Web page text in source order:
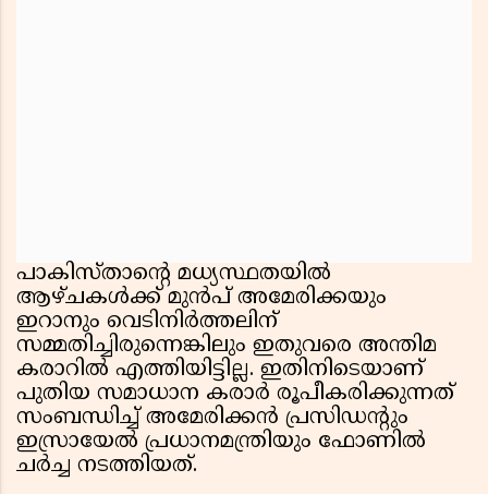
പാകിസ്താൻ്റെ മധ്യസ്ഥതയിൽ
ആഴ്ചകൾക്ക് മുൻപ് അമേരിക്കയും
ഇറാനും വെടിനിർത്തലിന്
സമ്മതിച്ചിരുന്നെങ്കിലും ഇതുവരെ അന്തിമ
കരാറിൽ എത്തിയിട്ടില്ല. ഇതിനിടെയാണ്
പുതിയ സമാധാന കരാർ രൂപീകരിക്കുന്നത്
സംബന്ധിച്ച് അമേരിക്കൻ പ്രസിഡൻ്റും
ഇസ്രായേൽ പ്രധാനമന്ത്രിയും ഫോണിൽ
ചർച്ച നടത്തിയത്.